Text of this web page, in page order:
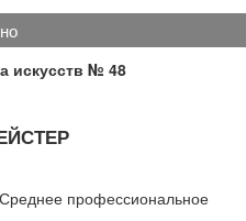
искусств № 48
профессиональное